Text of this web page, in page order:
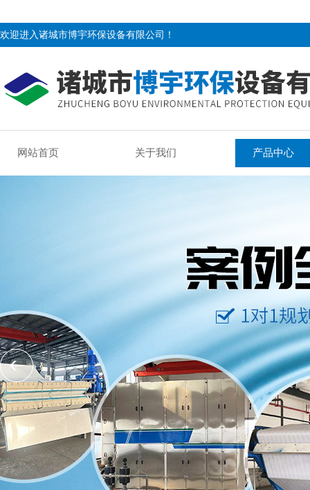
欢迎进入诸城市博宇环保设备有限公司！
网站首页 关于我们 产品中心